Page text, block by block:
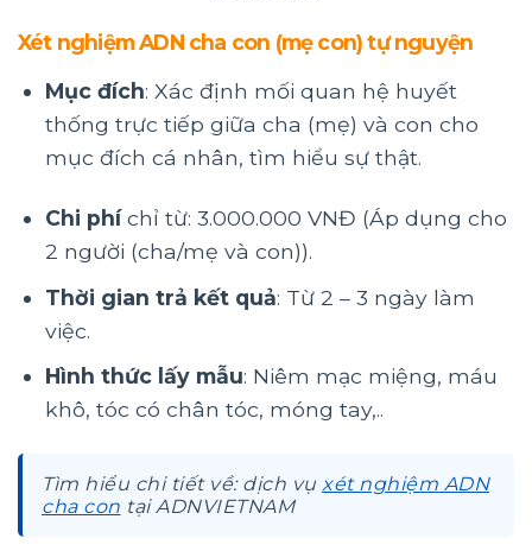
Xét nghiệm ADN cha con (mẹ con) tự nguyện
Mục đích: Xác định mối quan hệ huyết
thống trực tiếp giữa cha (mẹ) và con cho
mục đích cá nhân, tìm hiểu sự thật.
Chi phíchỉ từ: 3.000.000 VNĐ (Áp dụng cho
2 người (cha/mẹ và con)).
Thời gian trả kết quả: Từ 2 – 3 ngày làm
việc.
Hình thức lấy mẫu: Niêm mạc miệng, máu
khô, tóc có chân tóc, móng tay,..
Tìm hiểu chi tiết về: dịch vụ xét nghiệm ADN
cha con tại ADNVIETNAM